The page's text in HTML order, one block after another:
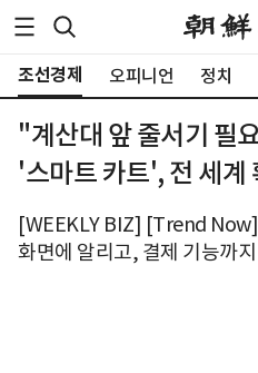
조선경제 오피니언 정치
"계산대 앞 줄서기 필
'스마트 카트', 전 세계
[WEEKLY BIZ] [Trend Now]
화면에 알리고, 결제 기능까지